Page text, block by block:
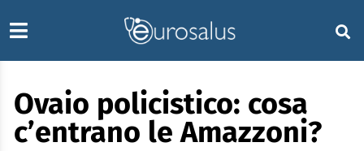
Ovaio policistico: cosa
c’entrano le Amazzoni?